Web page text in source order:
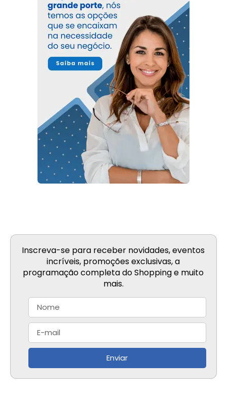
Inscreva-se para receber novidades, eventos
incríveis, promoções exclusivas, a
programação completa do Shopping e muito
mais.
Enviar